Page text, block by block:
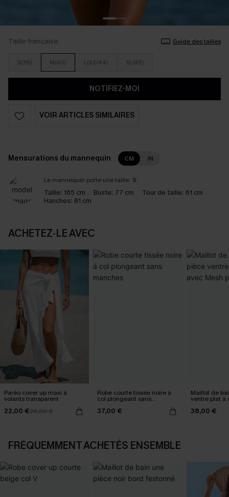
Taille française Guide des tailles
S(38) M(40) L(42/44) XL(46)
NOTIFIEZ-MOI
VOIR ARTICLES SIMILAIRES
Mensurations du mannequin CM IN
Le mannequin porte une taille: S
Taille: 165 cm Buste: 77 cm Tour de taille: 61 cm
Hanches: 81 cm
ACHETEZ‑LE AVEC
Paréo cover up maxi à
volants transparent
22,00 €26,00 €
Robe courte tissée noire à
col plongeant sans
manches
37,00 €
Maillot de
ventre plat à
Mesh power
38,00 €
FRÉQUEMMENT ACHETÉS ENSEMBLE